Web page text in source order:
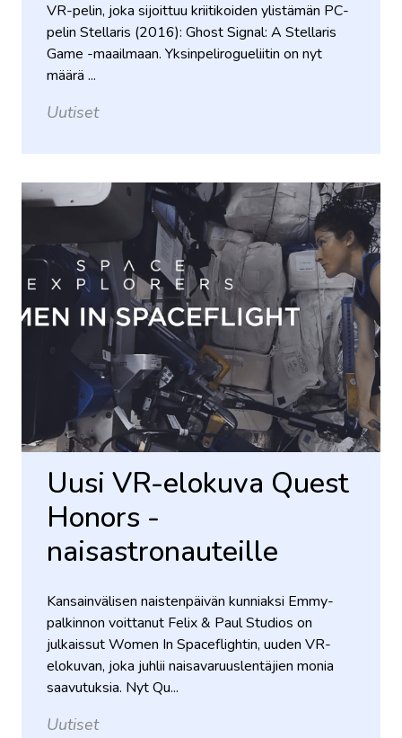
VR-pelin, joka sijoittuu kriitikoiden ylistämän PC-
pelin Stellaris (2016): Ghost Signal: A Stellaris
Game -maailmaan. Yksinpelirogueliitin on nyt
määrä ...
Uutiset
Uusi VR-elokuva Quest
Honors -
naisastronauteille
Kansainvälisen naistenpäivän kunniaksi Emmy-
palkinnon voittanut Felix & Paul Studios on
julkaissut Women In Spaceflightin, uuden VR-
elokuvan, joka juhlii naisavaruuslentäjien monia
saavutuksia. Nyt Qu...
Uutiset